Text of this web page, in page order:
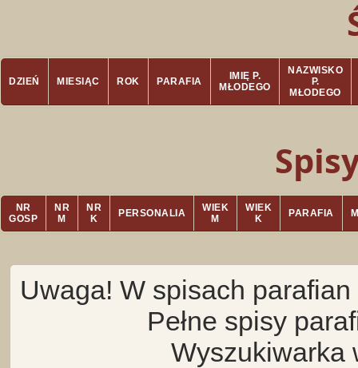
DZIEŃ MIESIĄC ROK PARAFIA
IMIĘ P.
MŁODEGO
NAZWISKO
P.
MŁODEGO
NR
GOSP
NR
M
NR
K
PERSONALIA
WIEK
M
WIEK
K
PARAFIA
Uwaga! W spisach
Pełne spisy
Wyszukiwarka